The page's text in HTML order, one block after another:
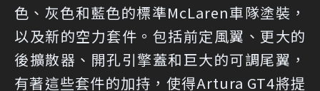
色、灰色和藍色的標準McLaren車隊塗裝，
以及新的空力套件。包括前定風翼、更大的
後擴散器、開孔引擎蓋和巨大的可調尾翼，
有著這些套件的加持，使得Artura GT4將提